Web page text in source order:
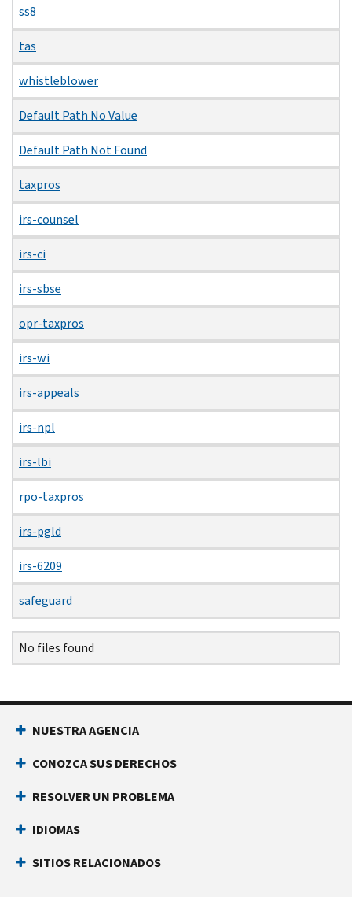
ss8
tas
whistleblower
Default Path No Value
Default Path Not Found
taxpros
irs-counsel
irs-ci
irs-sbse
opr-taxpros
irs-wi
irs-appeals
irs-npl
irs-lbi
rpo-taxpros
irs-pgld
irs-6209
safeguard
Name
Date
Size
Description
No files found
NUESTRA AGENCIA
CONOZCA SUS DERECHOS
RESOLVER UN PROBLEMA
IDIOMAS
SITIOS RELACIONADOS